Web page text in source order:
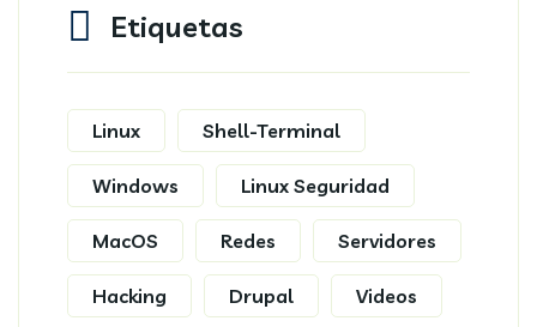
Etiquetas
Linux Shell-Terminal
Windows Linux Seguridad
MacOS Redes Servidores
Hacking Drupal Videos